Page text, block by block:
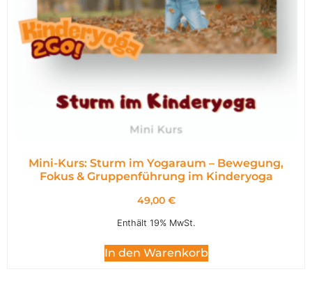
Mini-Kurs: Sturm im Yogaraum – Bewegung,
Fokus & Gruppenführung im Kinderyoga
49,00 €
Enthält 19% MwSt.
In den Warenkorb